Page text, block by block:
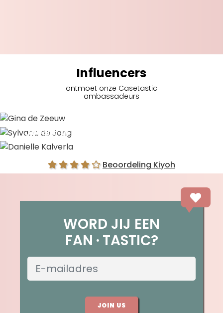
Influencers
ontmoet onze Casetastic
ambassadeurs
Sylvana de Jong
Beoordeling Kiyoh
WORD JIJ EEN
FAN TASTIC?
JOIN US